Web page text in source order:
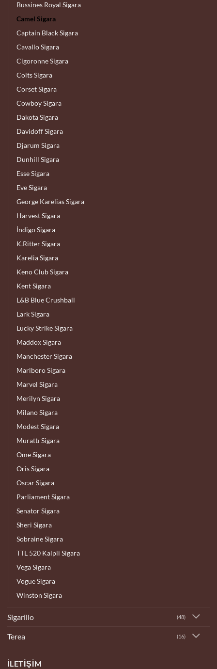
Bussines Royal Sigara
Camel Sigara
Captain Black Sigara
Cavallo Sigara
Cigoronne Sigara
Colts Sigara
Corset Sigara
Cowboy Sigara
Dakota Sigara
Davidoff Sigara
Djarum Sigara
Dunhill Sigara
Esse Sigara
Eve Sigara
George Karelias Sigara
Harvest Sigara
İndigo Sigara
K.Ritter Sigara
Karelia Sigara
Keno Club Sigara
Kent Sigara
L&B Blue Crushball
Lark Sigara
Lucky Strike Sigara
Maddox Sigara
Manchester Sigara
Marlboro Sigara
Marvel Sigara
Merilyn Sigara
Milano Sigara
Modest Sigara
Murattı Sigara
Ome Sigara
Oris Sigara
Oscar Sigara
Parliament Sigara
Senator Sigara
Sheri Sigara
Sobraine Sigara
TTL 520 Kalpli Sigara
Vega Sigara
Vogue Sigara
Winston Sigara
Sigarillo (48)
Terea (16)
İLETIŞIM